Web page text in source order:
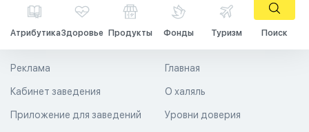
АтрибутикаЗдоровье Продукты Фонды Туризм Поиск
Главная
О халяль
Уровни доверия
Реклама
Кабинет заведения
Приложение для заведений